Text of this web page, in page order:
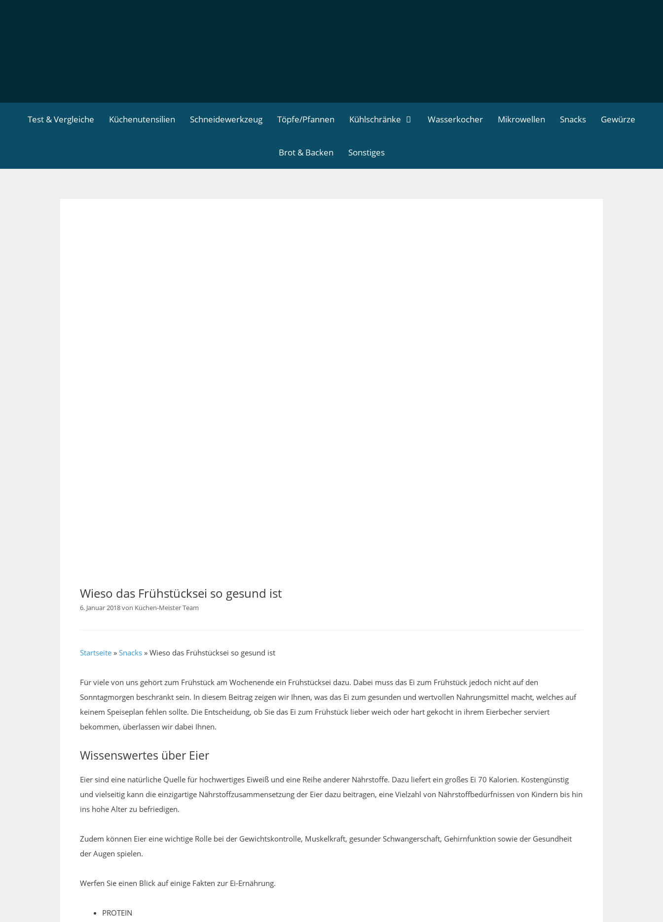
Test & Vergleiche Küchenutensilien Schneidewerkzeug Töpfe/Pfannen Kühlschränke Wasserkocher Mikrowellen Snacks Gewürze
Brot & Backen Sonstiges
Wieso das Frühstücksei so gesund ist
6. Januar 2018von Küchen-Meister Team
Startseite » Snacks » Wieso das Frühstücksei so gesund ist
Für viele von uns gehört zum Frühstück am Wochenende ein Frühstücksei dazu. Dabei muss das Ei zum Frühstück jedoch nicht auf den
Sonntagmorgen beschränkt sein. In diesem Beitrag zeigen wir Ihnen, was das Ei zum gesunden und wertvollen Nahrungsmittel macht, welches auf
keinem Speiseplan fehlen sollte. Die Entscheidung, ob Sie das Ei zum Frühstück lieber weich oder hart gekocht in ihrem Eierbecher serviert
bekommen, überlassen wir dabei Ihnen.
Wissenswertes über Eier
Eier sind eine natürliche Quelle für hochwertiges Eiweiß und eine Reihe anderer Nährstoffe. Dazu liefert ein großes Ei 70 Kalorien. Kostengünstig
und vielseitig kann die einzigartige Nährstoffzusammensetzung der Eier dazu beitragen, eine Vielzahl von Nährstoffbedürfnissen von Kindern bis hin
ins hohe Alter zu befriedigen.
Zudem können Eier eine wichtige Rolle bei der Gewichtskontrolle, Muskelkraft, gesunder Schwangerschaft, Gehirnfunktion sowie der Gesundheit
der Augen spielen.
Werfen Sie einen Blick auf einige Fakten zur Ei-Ernährung.
PROTEIN